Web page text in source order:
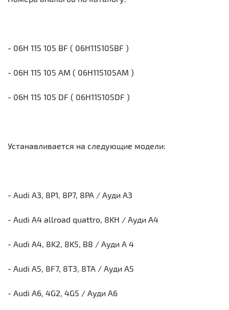
- 06H 115 105 BF ( 06H115105BF )
- 06H 115 105 AM ( 06H115105AM )
- 06H 115 105 DF ( 06H115105DF )
Устанавливается на следующие модели:
- Audi A3, 8P1, 8P7, 8PA / Ауди А3
- Audi A4 allroad quattro, 8KH / Ауди А4
- Audi A4, 8K2, 8K5, B8 / Ауди А 4
- Audi A5, 8F7, 8T3, 8TA / Ауди А5
- Audi A6, 4G2, 4G5 / Ауди А6